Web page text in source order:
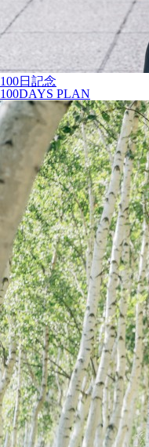
100日記念
100DAYS PLAN